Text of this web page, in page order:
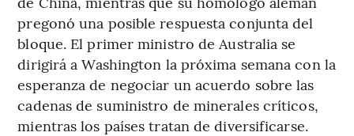
pregonó una posible respuesta conjunta del
bloque. El primer ministro de Australia se
dirigirá a Washington la próxima semana con la
esperanza de negociar un acuerdo sobre las
cadenas de suministro de minerales críticos,
mientras los países tratan de diversificarse.